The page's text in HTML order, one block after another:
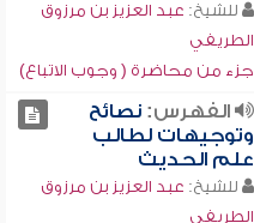
للشيخ: عبد العزيز بن مرزوق
الطريفي
جزء من محاضرة ( وجوب الاتباع)
الفهرس:نصائح
وتوجيهات لطالب
علم الحديث
للشيخ: عبد العزيز بن مرزوق
الطريفي